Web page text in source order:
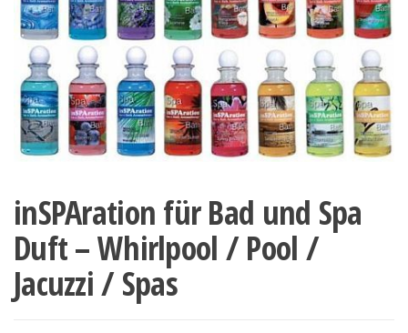
inSPAration für Bad und Spa
Duft – Whirlpool / Pool /
Jacuzzi / Spas